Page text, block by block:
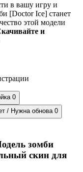
в вашу игру и
[Doctor Ice] станет
этой модели
и
0
/ Нужна обнова 0
зомби
скин для